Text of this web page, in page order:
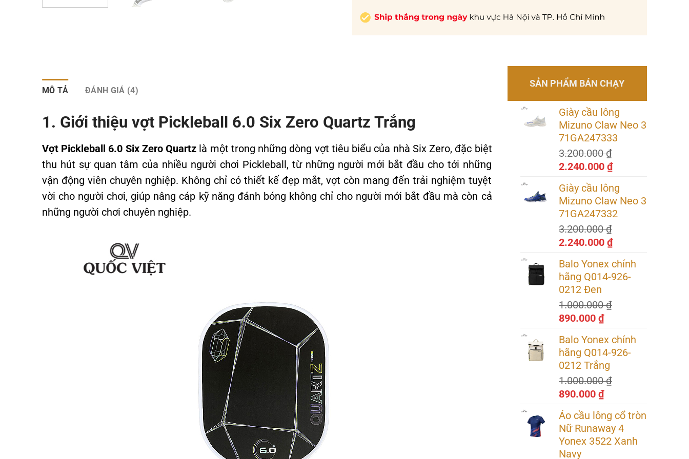
MÔ TẢ ĐÁNH GIÁ (4)
1. Giới thiệu vợt Pickleball 6.0 Six Zero Quartz Trắng
Vợt Pickleball 6.0 Six Zero Quartz là một trong những dòng vợt tiêu biểu của nhà Six Zero, đặc biệt
thu hút sự quan tâm của nhiều người chơi Pickleball, từ những người mới bắt đầu cho tới những
vận động viên chuyên nghiệp. Không chỉ có thiết kế đẹp mắt, vợt còn mang đến trải nghiệm tuyệt
vời cho người chơi, giúp nâng cáp kỹ năng đánh bóng không chỉ cho người mới bắt đầu mà còn cả
những người chơi chuyên nghiệp.
SẢN PHẨM BÁN CHẠY
Giày cầu lông
Mizuno Claw Neo 3
71GA247333
3.200.000₫
Giá
là:
3.200.000 ₫.
2.240.000₫Giá
tại
là:
2.240.000 ₫.
Giày cầu lông
Mizuno Claw Neo 3
71GA247332
3.200.000₫
Giá
là:
3.200.000 ₫.
2.240.000₫Giá
tại
là:
Balo Yonex chính
hãng Q014-926-
0212 Đen
1.000.000₫
Giá
là:
1.000.000 ₫.
890.000₫Giá
tại
là:
890.000 ₫.
Balo Yonex chính
hãng Q014-926-
0212 Trắng
1.000.000₫
Giá
gốc
là:
1.000.000 ₫.
890.000₫Giá
tại
là:
890.000 ₫.
Áo cầu lông cổ tròn
Nữ Runaway 4
Yonex 3522 Xanh
Navy